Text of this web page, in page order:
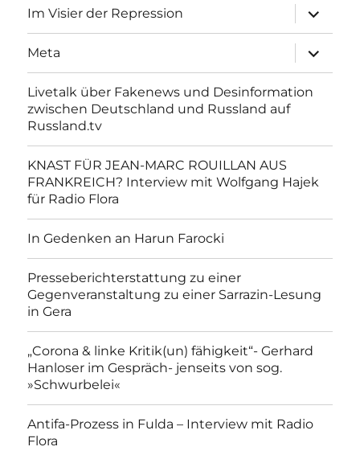
Im Visier der Repression
anzeigen
Meta
anzeigen
Livetalk über Fakenews und Desinformation
zwischen Deutschland und Russland auf
Russland.tv
KNAST FÜR JEAN-MARC ROUILLAN AUS
FRANKREICH? Interview mit Wolfgang Hajek
für Radio Flora
In Gedenken an Harun Farocki
Presseberichterstattung zu einer
Gegenveranstaltung zu einer Sarrazin-Lesung
in Gera
„Corona & linke Kritik(un) fähigkeit“- Gerhard
Hanloser im Gespräch- jenseits von sog.
»Schwurbelei«
Antifa-Prozess in Fulda – Interview mit Radio
Flora